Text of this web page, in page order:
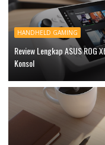
HANDHELD GAMING
Review Lengkap ASUS ROG
Konsol